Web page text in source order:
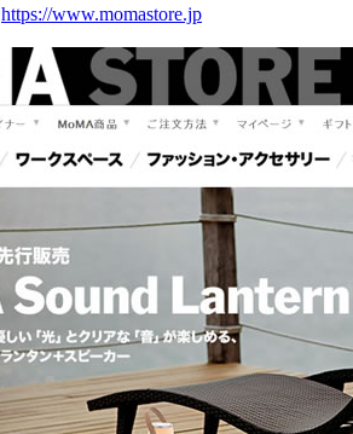
https://www.momastore.jp